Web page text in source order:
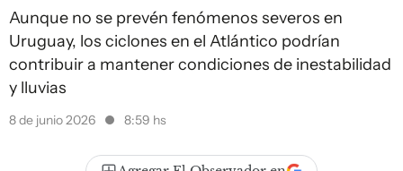
Aunque no se prevén fenómenos severos en
Uruguay, los ciclones en el Atlántico podrían
contribuir a mantener condiciones de inestabilidad
y lluvias
8 de junio 2026 8:59 hs